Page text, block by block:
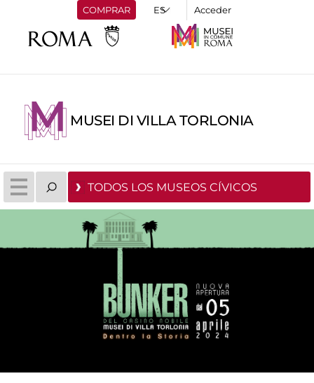
COMPRAR Acceder
MUSEI DI VILLA TORLONIA
TODOS LOS MUSEOS CÍVICOS